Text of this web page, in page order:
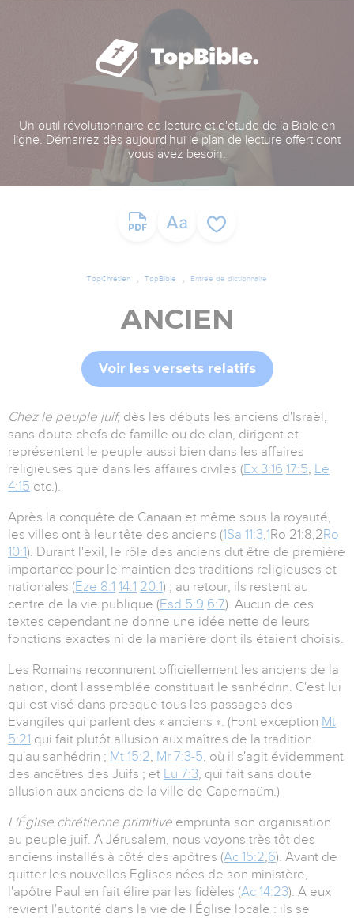
Un outil révolutionnaire de lecture et d'étude de la Bible en
ligne. Démarrez dès aujourd'hui le plan de lecture offert dont
vous avez besoin.
TopChrétien TopBible Entrée de dictionnaire
ANCIEN
Voir les versets relatifs
Chez le peuple juif, dès les débuts les anciens d'Israël,
sans doute chefs de famille ou de clan, dirigent et
représentent le peuple aussi bien dans les affaires
religieuses que dans les affaires civiles (Ex 3:16 17:5, Le
4:15 etc.).
Après la conquête de Canaan et même sous la royauté,
les villes ont à leur tête des anciens (1Sa 11:3,1 Ro 21:8,2Ro
10:1). Durant l'exil, le rôle des anciens dut être de première
importance pour le maintien des traditions religieuses et
nationales (Eze 8:1 14:1 20:1) ; au retour, ils restent au
centre de la vie publique (Esd 5:9 6:7). Aucun de ces
textes cependant ne donne une idée nette de leurs
fonctions exactes ni de la manière dont ils étaient choisis.
Les Romains reconnurent officiellement les anciens de la
nation, dont l'assemblée constituait le sanhédrin. C'est lui
qui est visé dans presque tous les passages des
Evangiles qui parlent des « anciens ». (Font exception Mt
5:21 qui fait plutôt allusion aux maîtres de la tradition
qu'au sanhédrin ; Mt 15:2, Mr 7:3-5, où il s'agit évidemment
des ancêtres des Juifs ; et Lu 7:3, qui fait sans doute
allusion aux anciens de la ville de Capernaüm.)
L'Église chrétienne primitive emprunta son organisation
au peuple juif. A Jérusalem, nous voyons très tôt des
anciens installés à côté des apôtres (Ac 15:2,6). Avant de
quitter les nouvelles Eglises nées de son ministère,
l'apôtre Paul en fait élire par les fidèles (Ac 14:23). A eux
revient l'autorité dans la vie de l'Église locale : ils se